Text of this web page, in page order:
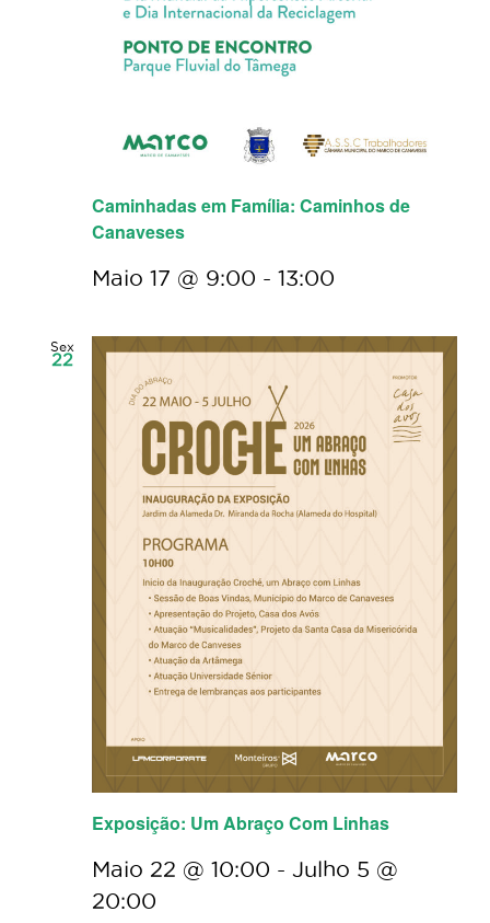
Caminhadas em Família: Caminhos de
Canaveses
Maio 17 @ 9:00 - 13:00
Sex
22
Exposição: Um Abraço Com Linhas
Maio 22 @ 10:00 - Julho 5 @
20:00